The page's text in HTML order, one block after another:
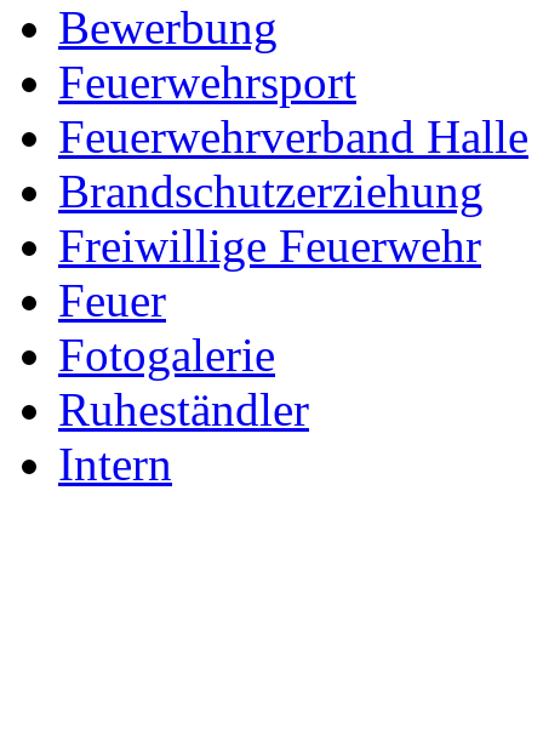
Bewerbung
Feuerwehrsport
Feuerwehrverband Halle
Brandschutzerziehung
Freiwillige Feuerwehr
Feuer
Fotogalerie
Ruheständler
Intern